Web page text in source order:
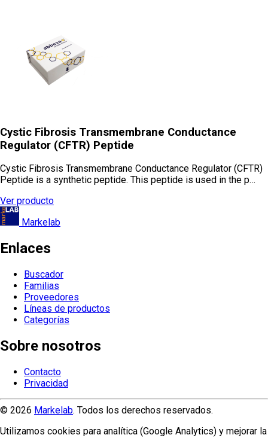
Cystic Fibrosis Transmembrane Conductance
Regulator (CFTR) Peptide
Cystic Fibrosis Transmembrane Conductance Regulator (CFTR)
Peptide is a synthetic peptide. This peptide is used in the p…
Ver producto
Markelab
Enlaces
Buscador
Familias
Proveedores
Líneas de productos
Categorías
Sobre nosotros
Contacto
Privacidad
© 2026 Markelab. Todos los derechos reservados.
Utilizamos cookies para analítica (Google Analytics) y mejorar la